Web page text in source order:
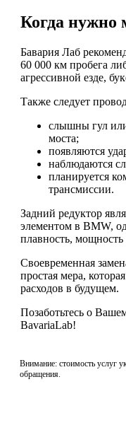
Когда нужно
Бавария Лаб
60 000 км пробега
агрессивной езде,
Также следует
слышны гул
моста;
появляются
наблюдаются
планируется
трансмиссии.
Задний редуктор
элементом в BMW,
плавность, мощность
Своевременная
простая мера,
расходов в будущем.
Позаботьтесь о
BavariaLab!
Внимание: стоимость услуг
обращения.